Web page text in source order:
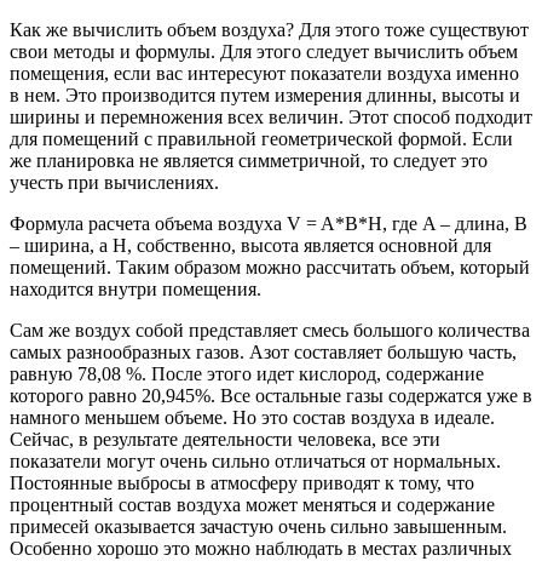
Как же вычислить объем воздуха? Для этого тоже существуют
свои методы и формулы. Для этого следует вычислить объем
помещения, если вас интересуют показатели воздуха именно
в нем. Это производится путем измерения длинны, высоты и
ширины и перемножения всех величин. Этот способ подходит
для помещений с правильной геометрической формой. Если
же планировка не является симметричной, то следует это
учесть при вычислениях.
Формула расчета объема воздуха V = A*В*Н, где A – длина, B
– ширина, а H, собственно, высота является основной для
помещений. Таким образом можно рассчитать объем, который
находится внутри помещения.
Сам же воздух собой представляет смесь большого количества
самых разнообразных газов. Азот составляет большую часть,
равную 78,08 %. После этого идет кислород, содержание
которого равно 20,945%. Все остальные газы содержатся уже в
намного меньшем объеме. Но это состав воздуха в идеале.
Сейчас, в результате деятельности человека, все эти
показатели могут очень сильно отличаться от нормальных.
Постоянные выбросы в атмосферу приводят к тому, что
процентный состав воздуха может меняться и содержание
примесей оказывается зачастую очень сильно завышенным.
Особенно хорошо это можно наблюдать в местах различных